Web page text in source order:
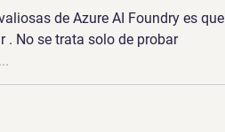
de Azure AI Foundry es que
. No se trata solo de probar